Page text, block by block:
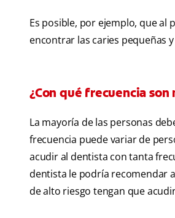
Es posible, por ejemplo, que
encontrar las caries pequeñas
¿Con qué frecuencia
La mayoría de las personas
frecuencia puede variar de
acudir al dentista con tanta
dentista le podría recomendar
de alto riesgo tengan que